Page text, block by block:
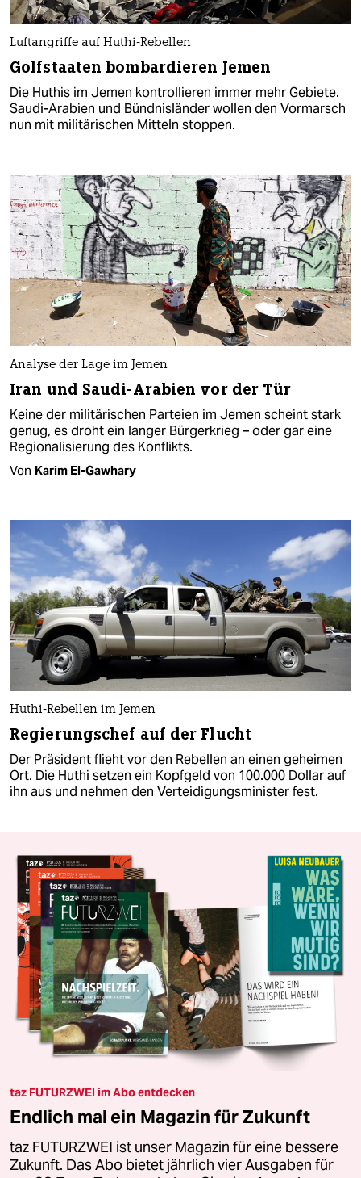
Luftangriffe auf Huthi-Rebellen
Golfstaaten bombardieren Jemen
Die Huthis im Jemen kontrollieren immer mehr Gebiete.
Saudi-Arabien und Bündnisländer wollen den Vormarsch
nun mit militärischen Mitteln stoppen.
Analyse der Lage im Jemen
Iran und Saudi-Arabien vor der Tür
Keine der militärischen Parteien im Jemen scheint stark
genug, es droht ein langer Bürgerkrieg – oder gar eine
Regionalisierung des Konflikts.
Von Karim El-Gawhary
Huthi-Rebellen im Jemen
Regierungschef auf der Flucht
Der Präsident flieht vor den Rebellen an einen geheimen
Ort. Die Huthi setzen ein Kopfgeld von 100.000 Dollar auf
ihn aus und nehmen den Verteidigungsminister fest.
taz FUTURZWEI im Abo entdecken
Endlich mal ein Magazin für Zukunft
taz FUTURZWEI ist unser Magazin für eine bessere
Zukunft. Das Abo bietet jährlich vier Ausgaben für